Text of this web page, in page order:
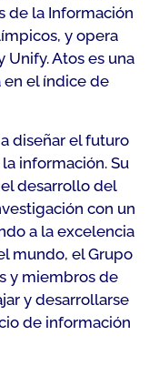
de la Información
y opera
Unify. Atos es una
en el índice de
diseñar el futuro
información. Su
desarrollo del
con un
a la excelencia
mundo, el Grupo
y miembros de
y desarrollarse
de información